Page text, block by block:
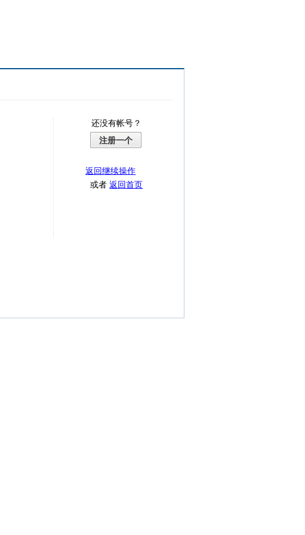
还没有帐号？
注册一个
返回继续操作
或者返回首页